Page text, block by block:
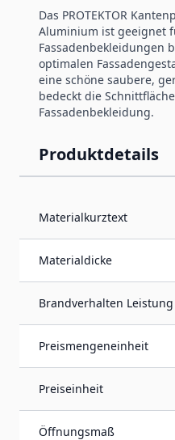
Das PROTEKTOR
Aluminium ist geeignet
Fassadenbekleidungen
optimalen
eine schöne saubere,
bedeckt die
Fassadenbekleidung.
Produktdetails
Materialkurztext
Materialdicke
Brandverhalten Leistung
Preismengeneinheit
Preiseinheit
Öffnungsmaß